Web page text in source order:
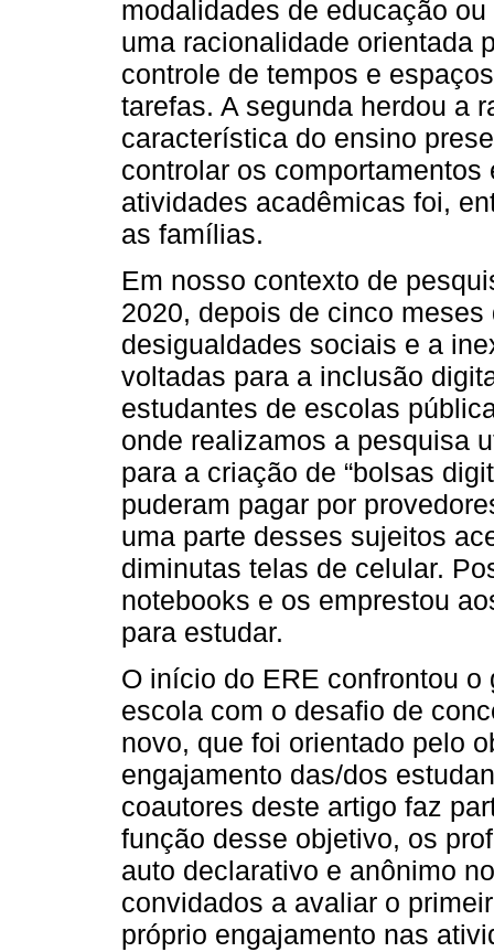
modalidades de educação
uma racionalidade orientada
controle de tempos e
tarefas. A segunda herdou a
característica do ensino
controlar os
atividades acadêmicas foi,
as famílias.
Em nosso contexto de
2020, depois de cinco
desigualdades sociais e a
voltadas para a inclusão
estudantes de escolas
onde realizamos a pesquisa
para a criação de “bolsas
puderam pagar por
uma parte desses sujeitos
diminutas telas de celular.
notebooks e os emprestou
para estudar.
O início do ERE confrontou
escola com o desafio de
novo, que foi orientado pelo
engajamento das/dos
coautores deste artigo faz
função desse objetivo, os
auto declarativo e anônimo
convidados a avaliar o
próprio engajamento nas